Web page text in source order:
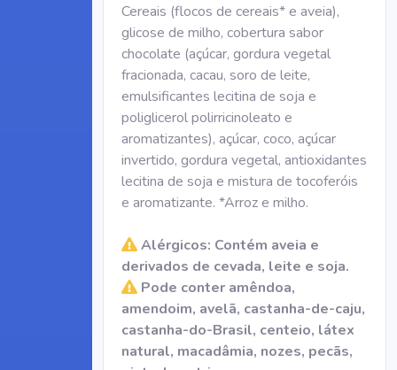
Cereais (flocos de cereais* e aveia),
glicose de milho, cobertura sabor
chocolate (açúcar, gordura vegetal
fracionada, cacau, soro de leite,
emulsificantes lecitina de soja e
poliglicerol polirricinoleato e
aromatizantes), açúcar, coco, açúcar
invertido, gordura vegetal, antioxidantes
lecitina de soja e mistura de tocoferóis
e aromatizante. *Arroz e milho.
Alérgicos: Contém aveia e
derivados de cevada, leite e soja.
Pode conter amêndoa,
amendoim, avelã, castanha-de-caju,
castanha-do-Brasil, centeio, látex
natural, macadâmia, nozes, pecãs,